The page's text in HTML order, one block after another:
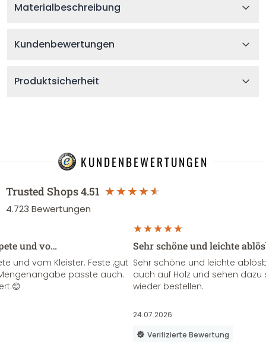
Materialbeschreibung
Kundenbewertungen
Produktsicherheit
KUNDENBEWERTUNGEN
Trusted Shops4.51
4.723 Bewertungen
und vo…
und vom Kleister. Feste ,gut
passte auch.
Sehr schöne und leichte
Sehr schöne und leichte
auch auf Holz und sehen
wieder bestellen.
24.07.2026
Verifizierte Bewertung